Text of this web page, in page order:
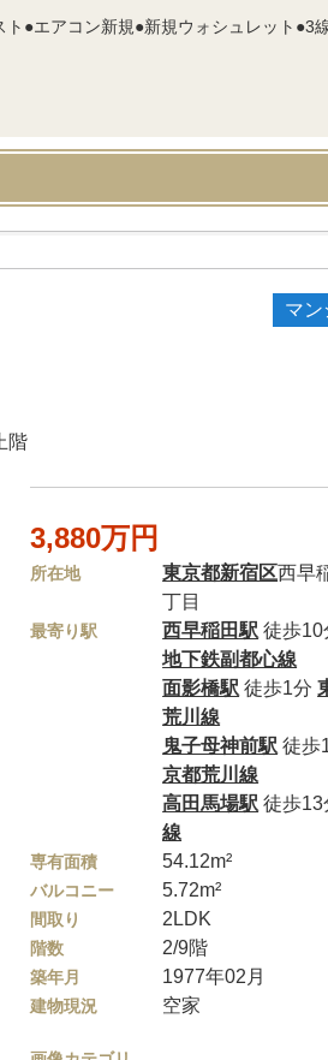
●エアコン新規●新規ウォシュレット●3
マン
階
3,880万円
所在地 東京都新宿区西早
丁目
最寄り駅 西早稲田駅 徒歩
地下鉄副都心線
面影橋駅 徒歩1分
荒川線
鬼子母神前駅 徒歩
京都荒川線
高田馬場駅 徒歩13
線
専有面積 54.12m²
バルコニー 5.72m²
間取り 2LDK
階数 2/9階
築年月 1977年02月
建物現況 空家